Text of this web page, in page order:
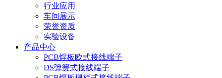
行业应用
车间展示
荣誉资质
实验设备
产品中心
PCB焊板欧式接线端子
DS弹簧式接线端子